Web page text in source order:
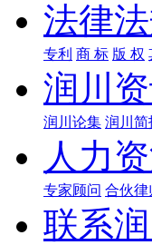
法律
专利 商 标 版 权
润川
润川论集 润川简
人力
专家顾问 合伙律
联系润